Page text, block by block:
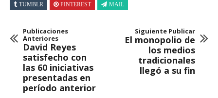
TUMBLR PINTEREST MAIL
Publicaciones
Anteriores
David Reyes
satisfecho con
las 60 iniciativas
presentadas en
período anterior
Siguiente Publicar
El monopolio de
los medios
tradicionales
llegó a su fin